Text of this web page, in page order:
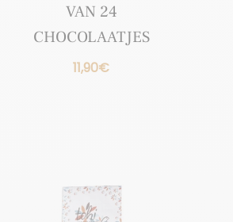
VAN 24
CHOCOLAATJES
11,90€